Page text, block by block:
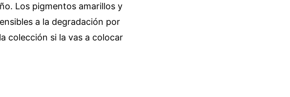
Los pigmentos amarillos y
a la degradación por
colección si la vas a colocar